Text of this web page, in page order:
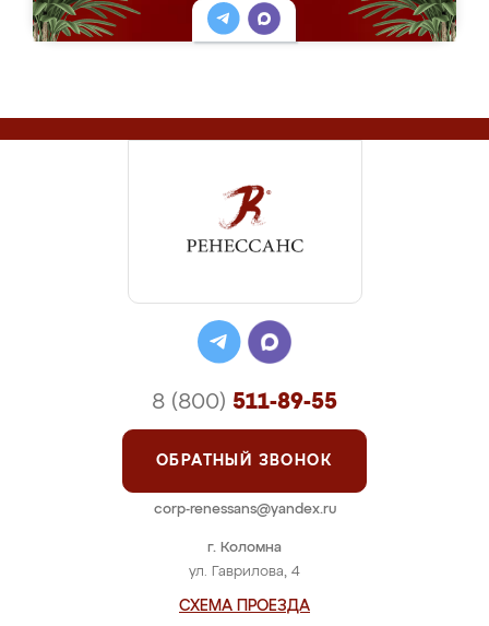
г. Коломна
ул. Гаврилова, 4
СХЕМА ПРОЕЗДА
8 (800) 511-89-55
ОБРАТНЫЙ ЗВОНОК
corp-renessans@yandex.ru